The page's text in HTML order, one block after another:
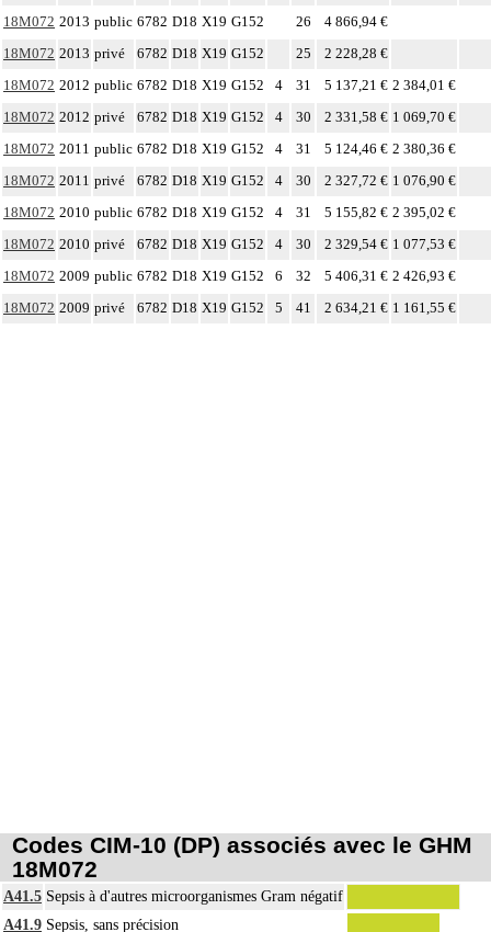
18M072 2013 public 6782 D18 X19 G152 26
4 866,94 €
18M072 2013 privé 6782 D18 X19 G152 25
2 228,28 €
18M072 2012 public 6782 D18 X19 G152 4 31 5 137,21 € 2 384,01 €
18M072 2012 privé 6782 D18 X19 G152 4 30 2 331,58 € 1 069,70 €
18M072 2011 public 6782 D18 X19 G152 4 31 5 124,46 € 2 380,36 €
18M072 2011 privé 6782 D18 X19 G152 4 30 2 327,72 € 1 076,90 €
18M072 2010 public 6782 D18 X19 G152 4 31 5 155,82 € 2 395,02 €
18M072 2010 privé 6782 D18 X19 G152 4 30 2 329,54 € 1 077,53 €
18M072 2009 public 6782 D18 X19 G152 6 32 5 406,31 € 2 426,93 €
18M072 2009 privé 6782 D18 X19 G152 5 41 2 634,21 € 1 161,55 €
Codes CIM-10 (DP) associés avec le GHM
18M072
A41.5 Sepsis à d'autres microorganismes Gram négatif
A41.9 Sepsis, sans précision